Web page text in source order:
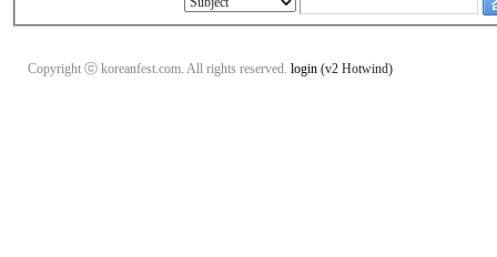
Copyright ⓒ koreanfest.com. All rights reserved. login (v2 Hotwind)